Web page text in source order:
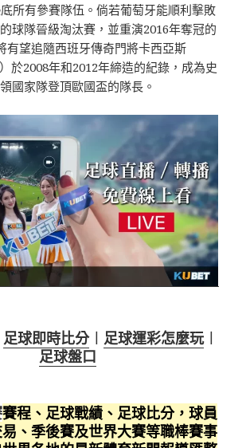
所有參賽隊伍。倘若葡萄牙能順利擊敗
球隊晉級淘汰賽，並重演2016年奪冠的
有望追隨西班牙傳奇門將卡西亞斯
）於2008年和2012年締造的紀錄，成為史
國家隊登頂歐國盃的隊長。
足球即時比分︱ 足球運彩怎麼玩︱
足球盤口
賽程、足球戰績、足球比分，球員
、季後賽及世界大賽等職棒賽事